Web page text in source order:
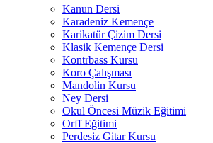
Kanun Dersi
Karadeniz Kemençe
Karikatür Çizim Dersi
Klasik Kemençe Dersi
Kontrbass Kursu
Koro Çalışması
Mandolin Kursu
Ney Dersi
Okul Öncesi Müzik Eğitimi
Orff Eğitimi
Perdesiz Gitar Kursu